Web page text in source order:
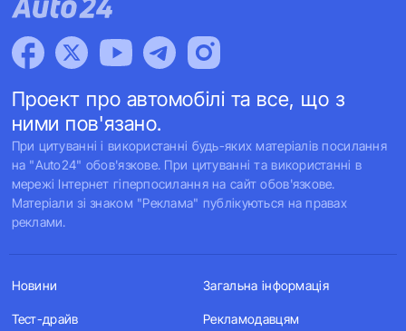
Проект про автомобілі та все, що з
ними пов'язано.
При цитуванні і використанні будь-яких матеріалів посилання
на "Auto24" обов'язкове. При цитуванні та використанні в
мережі Інтернет гіперпосилання на сайт обов'язкове.
Матеріали зі знаком "Реклама" публікуються на правах
реклами.
Новини
Тест-драйв
Загальна інформація
Рекламодавцям